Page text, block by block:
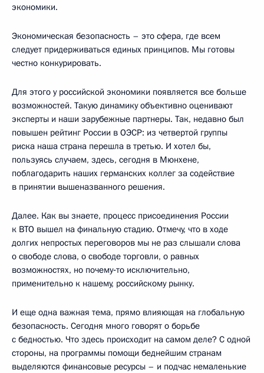
экономики.
Экономическая безопасность – это сфера, где всем
следует придерживаться единых принципов. Мы готовы
честно конкурировать.
Для этого у российской экономики появляется все больше
возможностей. Такую динамику объективно оценивают
эксперты и наши зарубежные партнеры. Так, недавно был
повышен рейтинг России в ОЭСР: из четвертой группы
риска наша страна перешла в третью. И хотел бы,
пользуясь случаем, здесь, сегодня в Мюнхене,
поблагодарить наших германских коллег за содействие
в принятии вышеназванного решения.
Далее. Как вы знаете, процесс присоединения России
к ВТО вышел на финальную стадию. Отмечу, что в ходе
долгих непростых переговоров мы не раз слышали слова
о свободе слова, о свободе торговли, о равных
возможностях, но почему‑то исключительно,
применительно к нашему, российскому рынку.
И еще одна важная тема, прямо влияющая на глобальную
безопасность. Сегодня много говорят о борьбе
с бедностью. Что здесь происходит на самом деле? С одной
стороны, на программы помощи беднейшим странам
выделяются финансовые ресурсы – и подчас немаленькие